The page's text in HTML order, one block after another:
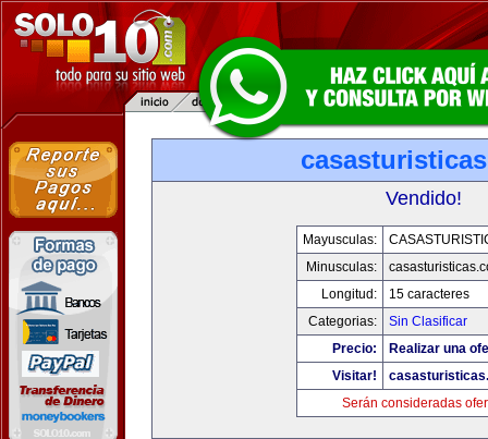
Vendido!
Mayusculas:
Minusculas:
Longitud:
15 caracteres
Categorias:
Sin Clasificar
Precio:
Realizar una
Visitar!
Serán consideradas